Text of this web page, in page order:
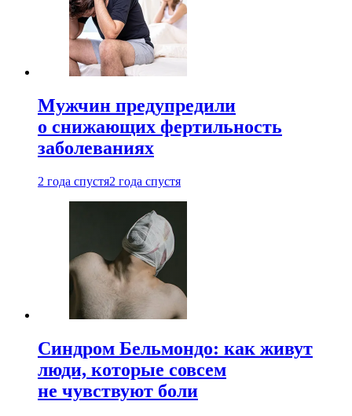
Мужчин предупредили
о снижающих фертильность
заболеваниях
2 года спустя2 года спустя
Синдром Бельмондо: как живут
люди, которые совсем
не чувствуют боли